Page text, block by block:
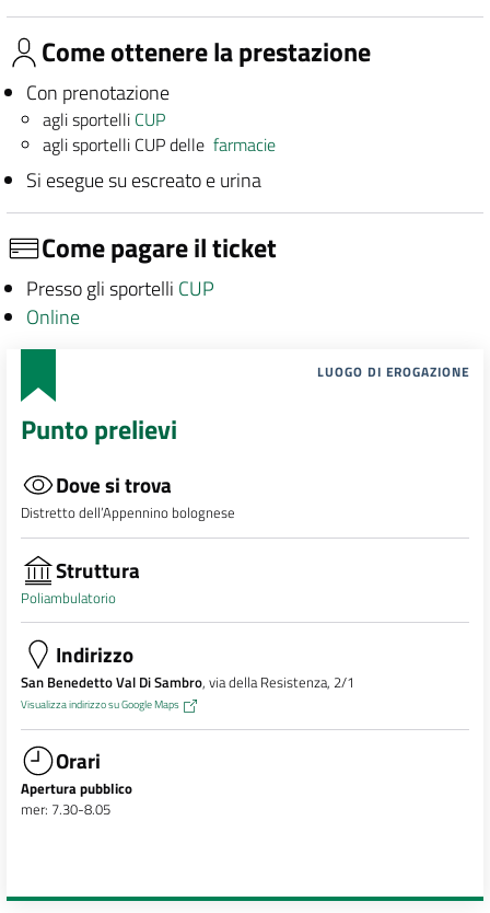
Come ottenere la prestazione
Con prenotazione
agli sportelli CUP
agli sportelli CUP dellefarmacie
Si esegue su escreato e urina
Come pagare il ticket
Presso gli sportelli CUP
Online
LUOGO DI EROGAZIONE
Punto prelievi
Dove si trova
Distretto dell’Appennino bolognese
Struttura
Poliambulatorio
Indirizzo
San Benedetto Val Di Sambro, via della Resistenza, 2/1
Visualizza indirizzo su Google Maps
Orari
Apertura pubblico
mer: 7.30-8.05